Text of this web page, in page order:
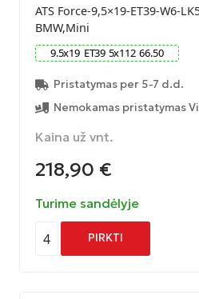
ATS Force-9,5×19-ET39-W6-
BMW,Mini
9.5x19 ET39 5x112 66.50
Pristatymas per 5-7 d.d.
Nemokamas pristatymas
Kaina už vnt.
218,90 €
Turime sandėlyje
4 PIRKTI